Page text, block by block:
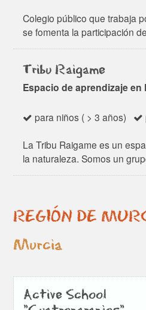
Colegio público que trabaja
se fomenta la participación
Tribu Raigame
Espacio de aprendizaje en
para niños ( > 3 años)
La Tribu Raigame es un
la naturaleza. Somos un
REGIÓN DE
Murcia
Active School